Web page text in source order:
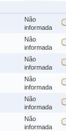
Não
informada
Não
informada
Não
informada
Não
informada
Não
informada
Não
informada